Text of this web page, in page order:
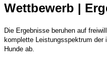
Wettbewerb |
Die Ergebnisse beruhen auf
komplette Leistungsspektrum
Hunde ab.